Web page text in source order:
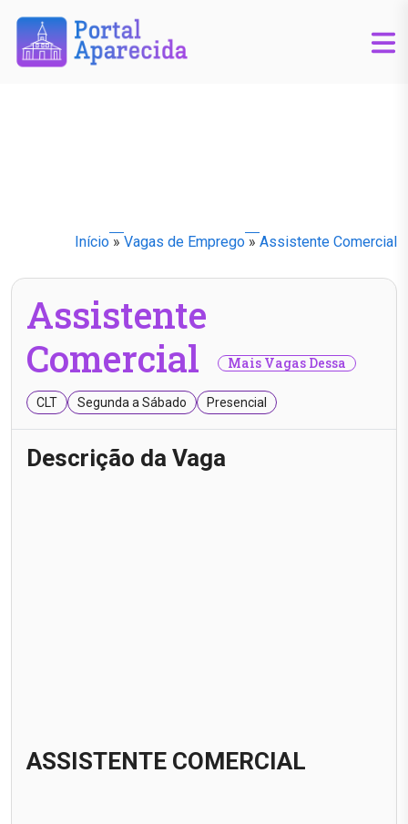
Início » Vagas de Emprego » Assistente Comercial
Assistente
Comercial
Mais Vagas Dessa
CLT Segunda a Sábado Presencial
Descrição da Vaga
ASSISTENTE COMERCIAL